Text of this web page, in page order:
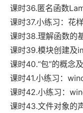
课时36.匿名函数
课时37.小练习：花
课时38.理解函数的
课时39.模块创建及
课时40.“包”的概念
课时41.小练习：
课时42.小练习：
课时43.文件对象的